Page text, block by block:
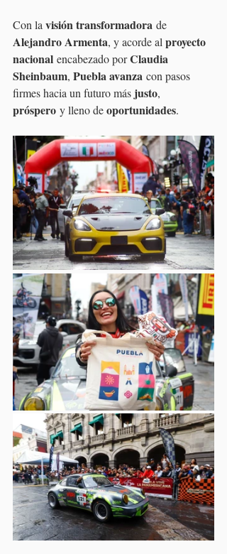
Con la visión transformadora de
Alejandro Armenta, y acorde al proyecto
nacional encabezado por Claudia
Sheinbaum, Puebla avanza con pasos
firmes hacia un futuro más justo,
próspero y lleno de oportunidades.